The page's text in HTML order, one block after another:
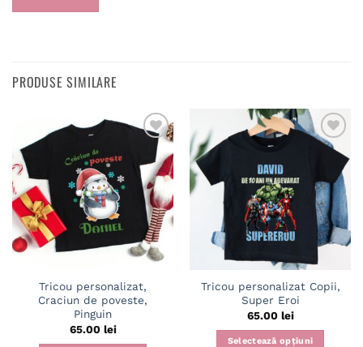
PRODUSE SIMILARE
Adaugă
în
wishlist
Tricou personalizat,
Craciun de poveste,
Pinguin
65.00 lei
Adaugă
în
wishlist
Tricou personalizat Copii,
Super Eroi
65.00 lei
Selectează opțiuni